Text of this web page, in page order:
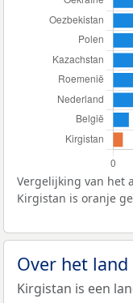
Vergelijking van het
Kirgistan is oranje
Over het
Kirgistan is een